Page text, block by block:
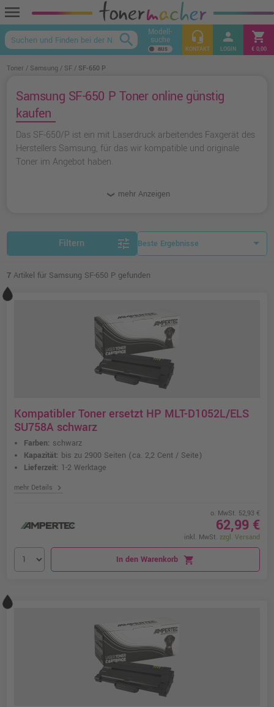
menu
keyboard_arrow_up
search Modell-
suche headset_mic
KONTAKT
person
LOGIN
shopping_cart
€ 0,00
Toner Samsung SF SF-650 P
Samsung SF-650 P Toner online günstig
kaufen
Das SF-650/P ist ein mit Laserdruck arbeitendes Faxgerät des
Herstellers Samsung, für das wir kompatible und originale
Toner im Angebot haben.
mehr Anzeigen
Filtern tune
7 Artikel für Samsung SF-650 P gefunden
Kompatibler Toner ersetzt HP MLT-D1052L/ELS
SU758A schwarz
Farben: schwarz
Kapazität: bis zu 2900 Seiten (ca. 2,2 Cent / Seite)
Lieferzeit: 1-2 Werktage
mehr Details chevron_right
o. MwSt. 52,93 €
62,99 €
inkl. MwSt. zzgl. Versand
In den Warenkorb shopping_cart